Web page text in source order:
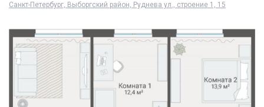
Санкт-Петербург, Выборгский район, Руднева ул., строение 1, 15